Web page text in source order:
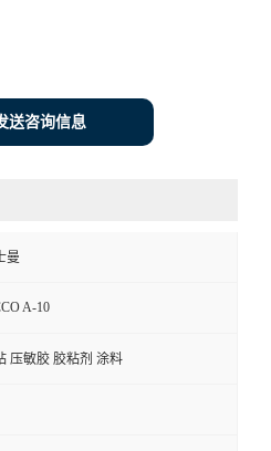
送咨询信息
曼
A-10
压敏胶 胶粘剂 涂料